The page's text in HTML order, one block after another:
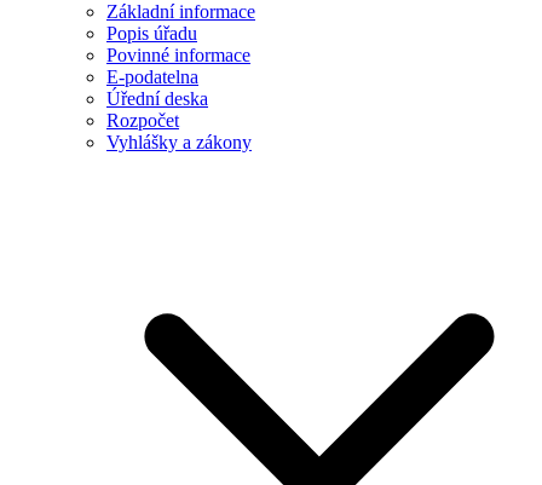
Základní informace
Popis úřadu
Povinné informace
E-podatelna
Úřední deska
Rozpočet
Vyhlášky a zákony